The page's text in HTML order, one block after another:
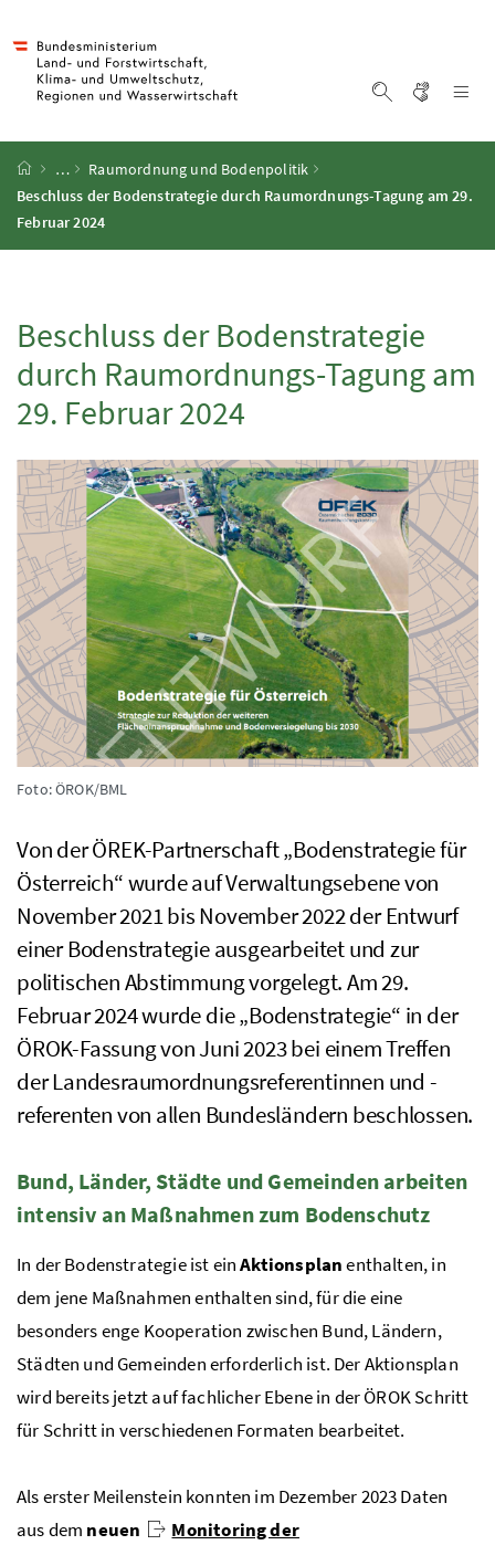
Startseite
…
Raumordnung und Bodenpolitik
Beschluss der Bodenstrategie durch Raumordnungs-Tagung am 29.
Februar 2024
Beschluss der Bodenstrategie
durch Raumordnungs-Tagung am
29. Februar 2024
Foto: ÖROK/BML
Von derÖREK-Partnerschaft „Bodenstrategie für
Österreich“ wurde auf Verwaltungsebene von
November 2021 bis November 2022 der Entwurf
einer Bodenstrategie ausgearbeitet und zur
politischen Abstimmung vorgelegt. Am 29.
Februar 2024 wurde die „Bodenstrategie“ in der
ÖROK-Fassung von Juni 2023 bei einem Treffen
der Landesraumordnungsreferentinnen und -
referenten von allen Bundesländern beschlossen.
Bund, Länder, Städte und Gemeinden arbeiten
intensiv an Maßnahmen zum Bodenschutz
In der Bodenstrategie ist einAktionsplanenthalten, in
dem jene Maßnahmen enthalten sind, für die eine
besonders enge Kooperation zwischen Bund, Ländern,
Städten und Gemeinden erforderlich ist. Der Aktionsplan
wird bereits jetzt auf fachlicher Ebene in derÖROKSchritt
für Schritt in verschiedenen Formaten bearbeitet.
Als erster Meilenstein konnten im Dezember 2023 Daten
aus dem neuen
Monitoring der